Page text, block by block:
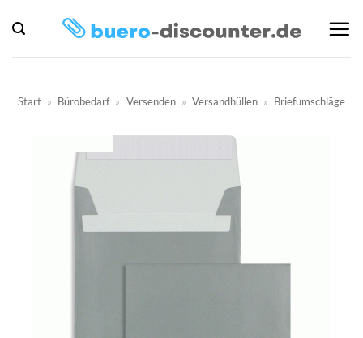
Inhalt
springen
Start » Bürobedarf » Versenden » Versandhüllen » Briefumschläge